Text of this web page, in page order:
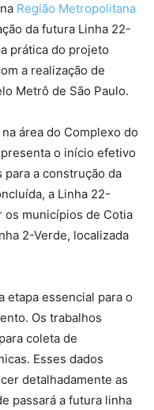
Região Metropolitana
da futura Linha 22-
prática do projeto
a realização de
Metrô de São Paulo.
área do Complexo do
o início efetivo
a construção da
a Linha 22-
os municípios de Cotia
2-Verde, localizada
etapa essencial para o
Os trabalhos
coleta de
Esses dados
detalhadamente as
passará a futura linha